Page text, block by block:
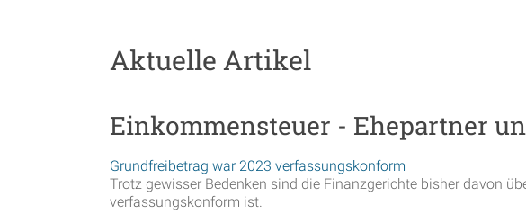
Aktuelle Artikel
Einkommensteuer - Ehepartner
Grundfreibetrag war 2023 verfassungskonform
Trotz gewisser Bedenken sind die Finanzgerichte bisher davon
verfassungskonform ist.